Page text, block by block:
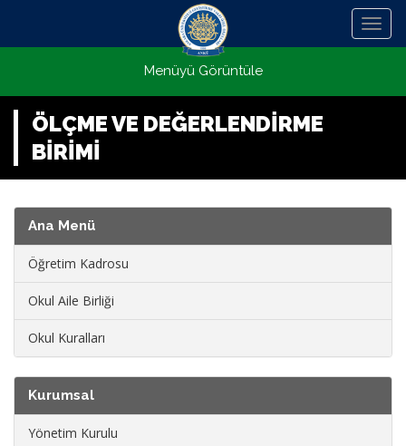
Menü
Menüyü Görüntüle
ÖLÇME VE DEĞERLENDİRME
BİRİMİ
Ana Menü
Öğretim Kadrosu
Okul Aile Birliği
Okul Kuralları
Kurumsal
Yönetim Kurulu